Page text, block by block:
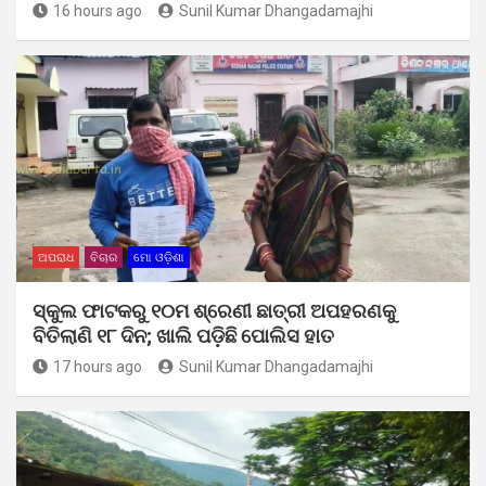
16 hours ago Sunil Kumar Dhangadamajhi
ଅପରାଧ ବିଚାର ମୋ ଓଡ଼ିଶା
ସ୍କୁଲ ଫାଟକରୁ ୧୦ମ ଶ୍ରେଣୀ ଛାତ୍ରୀ ଅପହରଣକୁ
ବିତିଲାଣି ୧୮ ଦିନ; ଖାଲି ପଡ଼ିଛି ପୋଲିସ ହାତ
17 hours ago Sunil Kumar Dhangadamajhi